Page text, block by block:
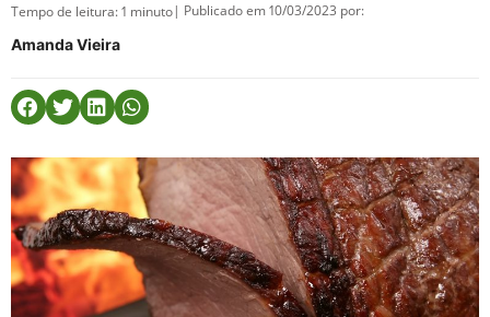
Tempo de leitura:1 minuto| Publicado em 10/03/2023 por:
Amanda Vieira